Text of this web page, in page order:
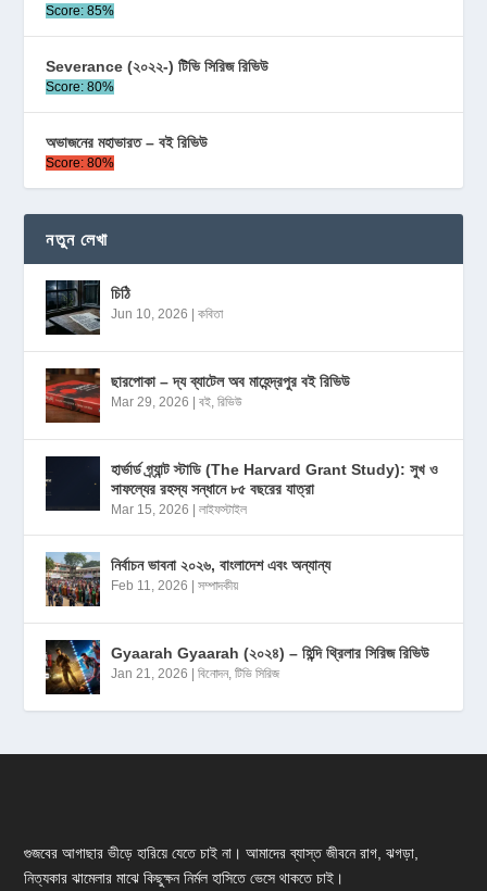
Score: 85%
Severance (২০২২-) টিভি সিরিজ রিভিউ
Score: 80%
অভাজনের মহাভারত – বই রিভিউ
Score: 80%
নতুন লেখা
চিঠি
Jun 10, 2026 |কবিতা
ছারপোকা – দ্য ব্যাটেল অব মাহেন্দ্রপুর বই রিভিউ
Mar 29, 2026 |বই,রিভিউ
হার্ভার্ড গ্র্যান্ট স্টাডি (The Harvard Grant Study): সুখ ও
সাফল্যের রহস্য সন্ধানে ৮৫ বছরের যাত্রা
Mar 15, 2026 |লাইফস্টাইল
নির্বাচন ভাবনা ২০২৬, বাংলাদেশ এবং অন্যান্য
Feb 11, 2026 |সম্পাদকীয়
Gyaarah Gyaarah (২০২৪) – হিন্দি থ্রিলার সিরিজ রিভিউ
Jan 21, 2026 |বিনোদন,টিভি সিরিজ
গুজবের আগাছার ভীড়ে হারিয়ে যেতে চাই না। আমাদের ব্যাস্ত জীবনে রাগ, ঝগড়া,
নিত্যকার ঝামেলার মাঝে কিছুক্ষন নির্মল হাসিতে ভেসে থাকতে চাই।